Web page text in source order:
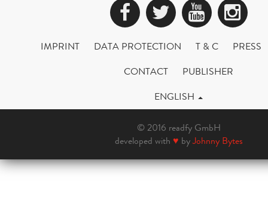
Facebook
Twitter
IMPRINT DATA PROTECTION T & C
PRESS
CONTACT
PUBLISHER
ENGLISH
© 2016 readfy GmbH
developed with ♥ byJohnny Bytes